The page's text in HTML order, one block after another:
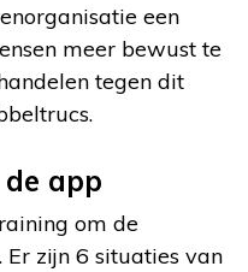
een
meer bewust te
tegen dit
app
om de
zijn 6 situaties van